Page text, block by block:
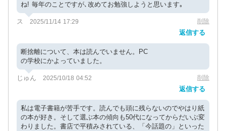
ね! 毎年のことですが､改めてお勉強しようと思います｡
ス 2025/11/14 17:29 削除
返信する
断捨離について、本は読んでいません。PC
の学校にかよっていました。
じゅん 2025/10/18 04:52 削除
返信する
私は電子書籍が苦手です。読んでも頭に残らないのでやはり紙
の本が好き。そして選ぶ本の傾向も50代になってからだいぶ変
わりました。書店で平積みされている、「今話題の」といった